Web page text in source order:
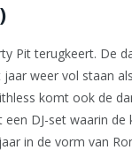
Pit terugkeert. De
weer vol staan
komt ook de
DJ-set waarin
in de vorm van